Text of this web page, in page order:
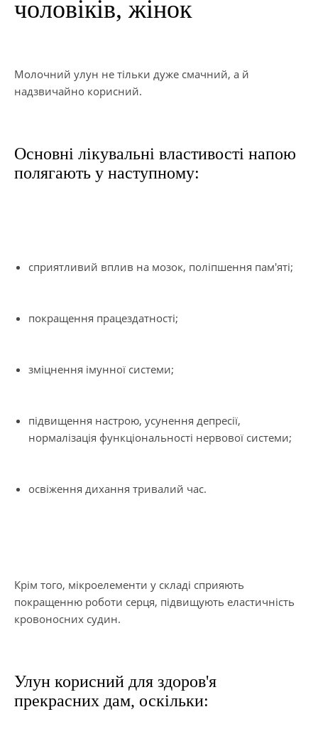
чоловіків, жінок
Молочний улун не тільки дуже смачний, а й
надзвичайно корисний.
Основні лікувальні властивості напою
полягають у наступному:
сприятливий вплив на мозок, поліпшення пам'яті;
покращення працездатності;
зміцнення імунної системи;
підвищення настрою, усунення депресії,
нормалізація функціональності нервової системи;
освіження дихання тривалий час.
Крім того, мікроелементи у складі сприяють
покращенню роботи серця, підвищують еластичність
кровоносних судин.
Улун корисний для здоров'я
прекрасних дам, оскільки: